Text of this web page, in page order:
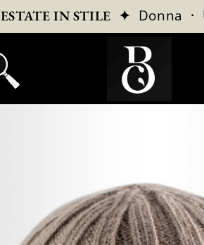
ESTATE IN STILE ✦ Donna ·